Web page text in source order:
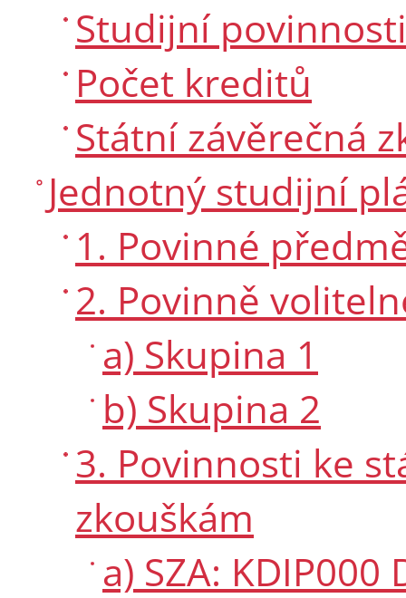
Studijní povinnosti
Počet kreditů
Státní závěrečná
Jednotný studijní
1. Povinné
2. Povinně
a) Skupina 1
b) Skupina 2
3. Povinnosti ke
zkouškám
a) SZA: